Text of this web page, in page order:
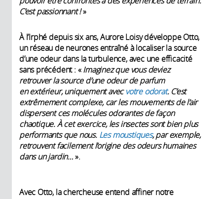
C’est passionnant !»
À l’Irphé depuis six ans, Aurore Loisy développe Otto,
un réseau de neurones entraîné à localiser la source
d’une odeur dans la turbulence, avec une efficacité
sans précédent : «Imaginez que vous deviez
retrouver la source d’une odeur de parfum
en extérieur, uniquement avecvotre odorat. C’est
extrêmement complexe, car les mouvements de l’air
dispersent ces molécules odorantes de façon
chaotique. À cet exercice, les insectes sont bien plus
performants que nous. Les moustiques, par exemple,
retrouvent facilement l’origine des odeurs humaines
dans un jardin…».
Avec Otto, la chercheuse entend affiner notre